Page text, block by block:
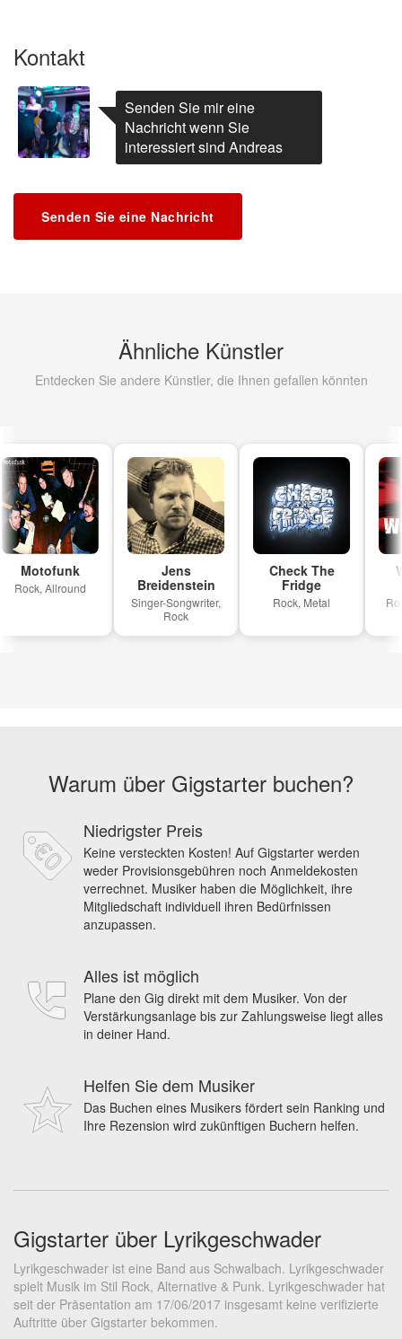
Kontakt
Senden Sie mir eine
Nachricht wenn Sie
interessiert sind Andreas
Senden Sie eine Nachricht
Ähnliche Künstler
Entdecken Sie andere Künstler, die Ihnen gefallen könnten
Motofunk
Rock, Allround
Jens
Breidenstein
Singer-Songwriter,
Rock
Check The
Fridge
Rock, Metal
Warum über Gigstarter buchen?
Niedrigster Preis
Keine versteckten Kosten! Auf Gigstarter werden
weder Provisionsgebühren noch Anmeldekosten
verrechnet. Musiker haben die Möglichkeit, ihre
Mitgliedschaft individuell ihren Bedürfnissen
anzupassen.
Alles ist möglich
Plane den Gig direkt mit dem Musiker. Von der
Verstärkungsanlage bis zur Zahlungsweise liegt alles
in deiner Hand.
Helfen Sie dem Musiker
Das Buchen eines Musikers fördert sein Ranking und
Ihre Rezension wird zukünftigen Buchern helfen.
Gigstarter über Lyrikgeschwader
Lyrikgeschwader ist eine Band aus Schwalbach. Lyrikgeschwader
spielt Musik im Stil Rock, Alternative & Punk. Lyrikgeschwader hat
seit der Präsentation am 17/06/2017 insgesamt keine verifizierte
Auftritte über Gigstarter bekommen.